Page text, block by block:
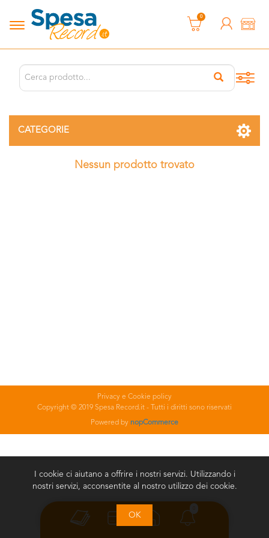
0
CATEGORIE
Nessun prodotto trovato
Privacy e Cookie policy
Copyright © 2019 Spesa Record.it - Tutti i diritti sono riservati
Powered by nopCommerce
I cookie ci aiutano a offrire i nostri servizi. Utilizzando i
nostri servizi, acconsentite al nostro utilizzo dei cookie.
OK